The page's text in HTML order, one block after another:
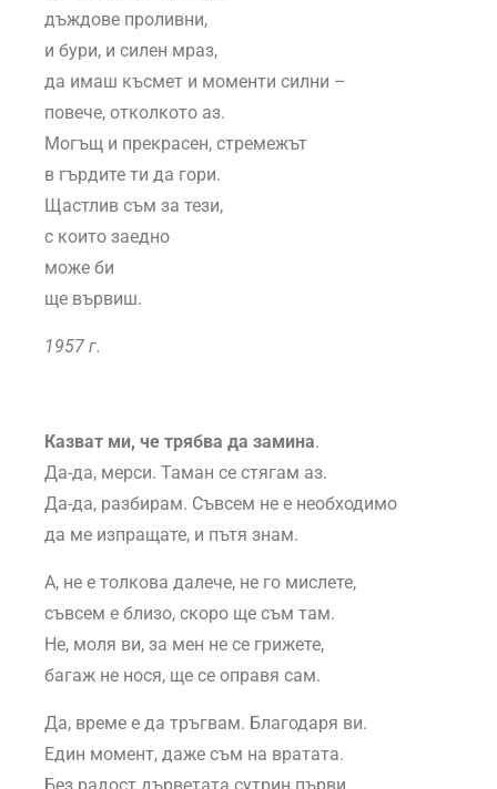
дъждове проливни,
и бури, и силен мраз,
да имаш късмет и моменти силни –
повече, отколкото аз.
Могъщ и прекрасен, стремежът
в гърдите ти да гори.
Щастлив съм за тези,
с които заедно
може би
ще вървиш.
1957 г.
Казват ми, че трябва да замина.
Да-да, мерси. Таман се стягам аз.
Да-да, разбирам. Съвсем не е необходимо
да ме изпращате, и пътя знам.
А, не е толкова далече, не го мислете,
съвсем е близо, скоро ще съм там.
Не, моля ви, за мен не се грижете,
багаж не нося, ще се оправя сам.
Да, време е да тръгвам. Благодаря ви.
Един момент, даже съм на вратата.